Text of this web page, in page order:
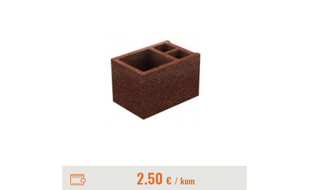
2.50 € / kom